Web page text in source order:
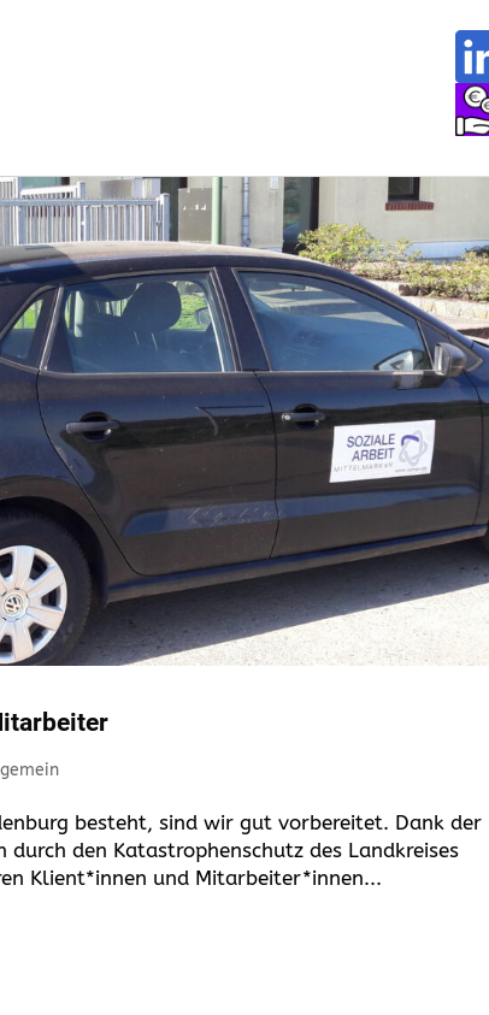
besteht, sind wir gut vorbereitet. Dank der
den Katastrophenschutz des Landkreises
Klient*innen und Mitarbeiter*innen...